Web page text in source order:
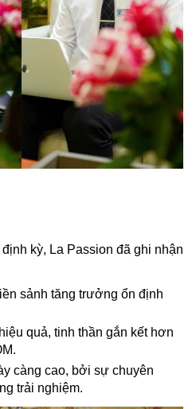
kỳ, La Passion đã ghi nhận
sảnh tăng trưởng ổn định
quả, tinh thần gắn kết hơn
càng cao, bởi sự chuyên
trải nghiệm.